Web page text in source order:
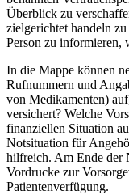
Überblick zu
zielgerichtet handeln
Person zu informieren,
In die Mappe können
Rufnummern und
von Medikamenten)
versichert? Welche
finanziellen Situation
Notsituation für
hilfreich. Am Ende der
Vordrucke zur
Patientenverfügung.